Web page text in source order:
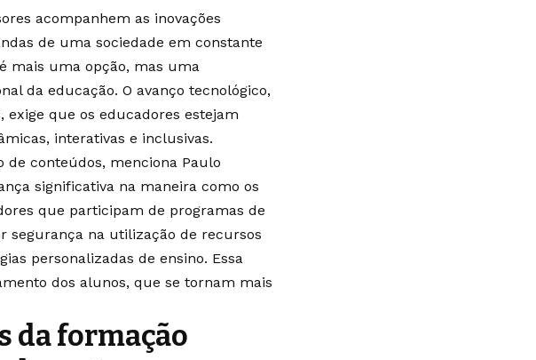
acompanhem as inovações
de uma sociedade em constante
mais uma opção, mas uma
da educação. O avanço tecnológico,
que os educadores estejam
interativas e inclusivas.
conteúdos, menciona Paulo
significativa na maneira como os
que participam de programas de
segurança na utilização de recursos
personalizadas de ensino. Essa
dos alunos, que se tornam mais
da formação